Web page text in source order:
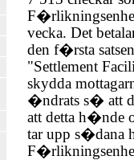
vecka. Det
den f�rsta
"Settlement
skydda
�ndrats s� att
att detta h�nde
tar upp s�dana